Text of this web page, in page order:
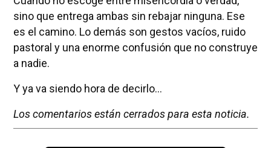
sino que entrega ambas sin rebajar ninguna. Ese
es el camino. Lo demás son gestos vacíos, ruido
pastoral y una enorme confusión que no construye
a nadie.
Y ya va siendo hora de decirlo...
Los comentarios están cerrados para esta noticia.